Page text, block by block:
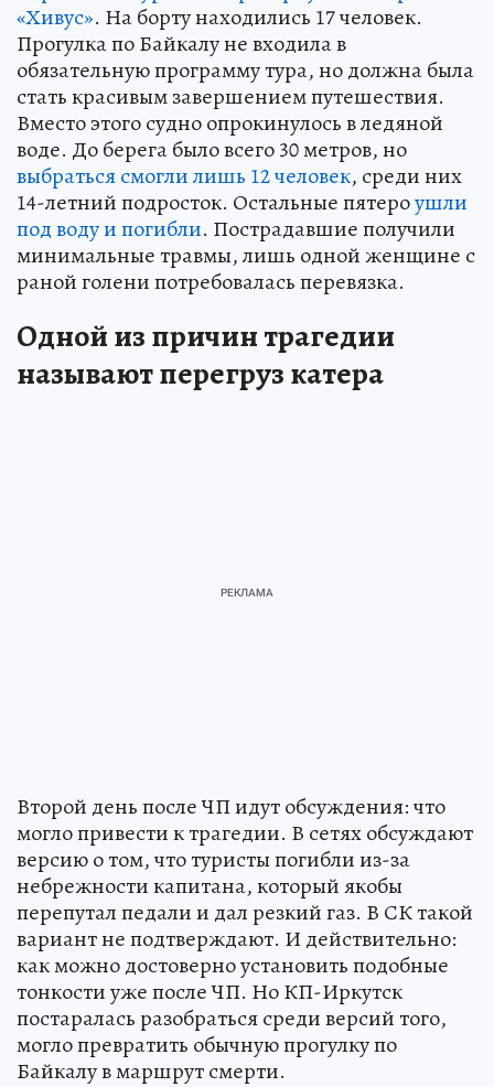
«Хивус». На борту находились 17 человек.
Прогулка по Байкалу не входила в
обязательную программу тура, но должна была
стать красивым завершением путешествия.
Вместо этого судно опрокинулось в ледяной
воде. До берега было всего 30 метров, но
выбраться смогли лишь 12 человек, среди них
14-летний подросток. Остальные пятероушли
под воду и погибли. Пострадавшие получили
минимальные травмы, лишь одной женщине с
раной голени потребовалась перевязка.
Одной из причин трагедии
называют перегруз катера
Второй день после ЧП идут обсуждения: что
могло привести к трагедии. В сетях обсуждают
версию о том, что туристы погибли из-за
небрежности капитана, который якобы
перепутал педали и дал резкий газ. В СК такой
вариант не подтверждают. И действительно:
как можно достоверно установить подобные
тонкости уже после ЧП. Но КП-Иркутск
постаралась разобраться среди версий того,
могло превратить обычную прогулку по
Байкалу в маршрут смерти.